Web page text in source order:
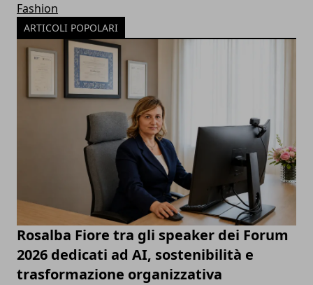
Fashion
ARTICOLI POPOLARI
Rosalba Fiore tra gli speaker dei Forum
2026 dedicati ad AI, sostenibilità e
trasformazione organizzativa